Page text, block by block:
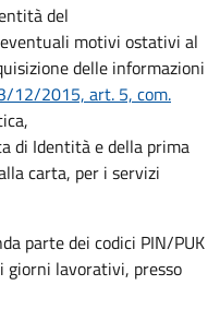
del
motivi ostativi al
delle informazioni
12/2015, art. 5, com.
di Identità e della prima
carta, per i servizi
parte dei codici PIN/PUK
giorni lavorativi, presso